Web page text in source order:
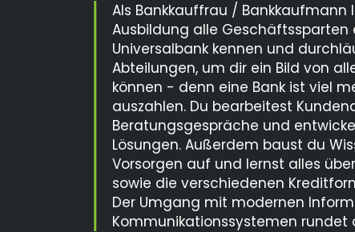
Als Bankkauffrau /
Ausbildung alle Geschäftssparten
Universalbank kennen und
Abteilungen, um dir ein Bild von
können - denn eine Bank ist viel
auszahlen. Du bearbeitest
Beratungsgespräche und
Lösungen. Außerdem baust du
Vorsorgen auf und lernst alles
sowie die verschiedenen
Der Umgang mit modernen
Kommunikationssystemen rundet